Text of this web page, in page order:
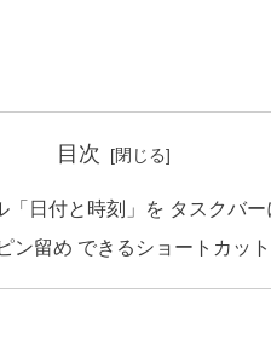
目次
「日付と時刻」を タスクバ
ン留め できるショートカット